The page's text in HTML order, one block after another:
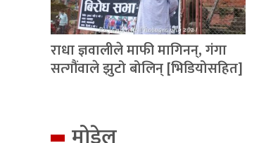
राधा ज्ञवालीले माफी मागिनन्, गंगा
सत्गौंवाले झुटो बोलिन् [भिडियोसहित]